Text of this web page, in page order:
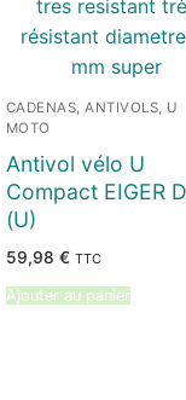
CADENAS, ANTIVOLS, U
MOTO
Antivol vélo U
Compact EIGER
(U)
59,98 € TTC
Ajouter au panier